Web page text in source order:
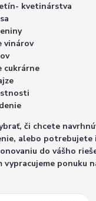
kvetinárstva
vinárov
cukrárne
či chcete
alebo potrebujete
do vášho
ponuku